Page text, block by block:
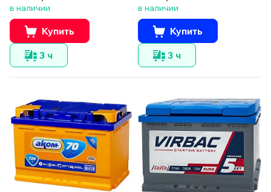
в наличии
Купить
3 ч
в наличии
Купить
3 ч